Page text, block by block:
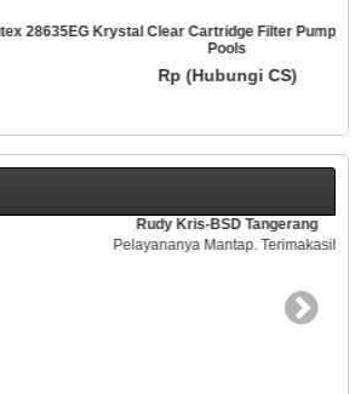
Clear Cartridge Filter Pump For Above Ground
Rp (Hubungi CS)
Rudy Kris-BSD Tangerang
Mantap. Terimakasih